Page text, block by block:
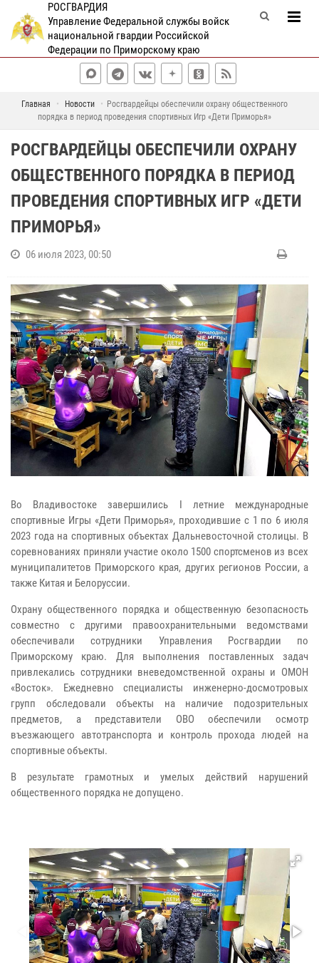
РОСГВАРДИЯ
Управление Федеральной службы войск
национальной гвардии Российской
Федерации по Приморскому краю
Главная Новости
Росгвардейцы обеспечили охрану общественного
порядка в период проведения спортивных Игр «Дети Приморья»
РОСГВАРДЕЙЦЫ ОБЕСПЕЧИЛИ ОХРАНУ
ОБЩЕСТВЕННОГО ПОРЯДКА В ПЕРИОД
ПРОВЕДЕНИЯ СПОРТИВНЫХ ИГР «ДЕТИ
ПРИМОРЬЯ»
06 июля 2023, 00:50
Во Владивостоке завершились I летние международные
спортивные Игры «Дети Приморья», проходившие с 1 по 6 июля
2023 года на спортивных объектах Дальневосточной столицы. В
соревнованиях приняли участие около 1500 спортсменов из всех
муниципалитетов Приморского края, других регионов России, а
также Китая и Белоруссии.
Охрану общественного порядка и общественную безопасность
совместно с другими правоохранительными ведомствами
обеспечивали сотрудники Управления Росгвардии по
Приморскому краю. Для выполнения поставленных задач
привлекались сотрудники вневедомственной охраны и ОМОН
«Восток». Ежедневно специалисты инженерно-досмотровых
групп обследовали объекты на наличие подозрительных
предметов, а представители ОВО обеспечили осмотр
въезжающего автотранспорта и контроль прохода людей на
спортивные объекты.
В результате грамотных и умелых действий нарушений
общественного порядка не допущено.